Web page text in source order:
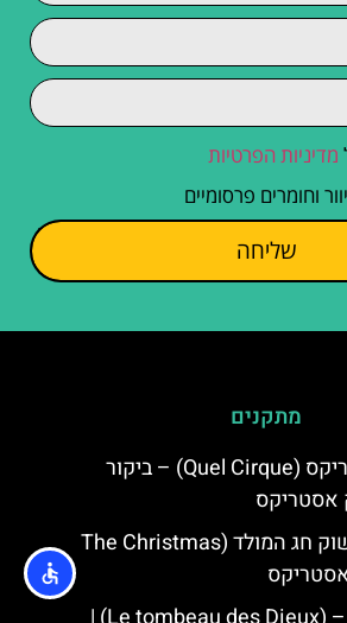
מדיניות הפרטיות
וחומרים פרסומיים
שליחה
מתקנים
מופע: קרקס אסטריקס (Quel Cirque) – ביקור
אסטריקס
כריסמס בפארק: שוק חג המולד (The Christmas